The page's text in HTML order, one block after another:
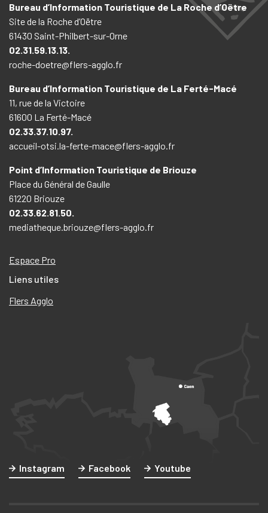
Bureau d’Information Touristique de La Roche d’Oëtre
Site de la Roche d’Oëtre
61430 Saint-Philbert-sur-Orne
02.31.59.13.13.
roche-doetre@flers-agglo.fr
Bureau d’Information Touristique de La Ferté-Macé
11, rue de la Victoire
61600 La Ferté-Macé
02.33.37.10.97.
accueil-otsi.la-ferte-mace@flers-agglo.fr
Point d’Information Touristique de Briouze
Place du Général de Gaulle
61220 Briouze
02.33.62.81.50.
mediatheque.briouze@flers-agglo.fr
Espace Pro
Liens utiles
Flers Agglo
Instagram Facebook Youtube